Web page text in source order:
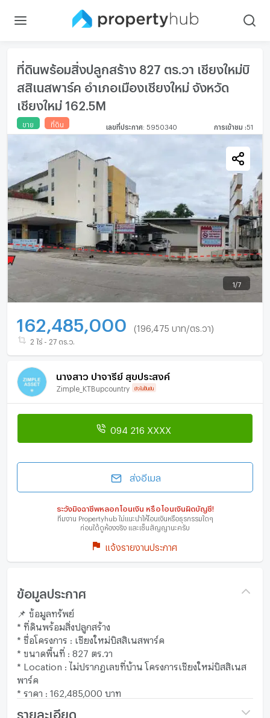
ที่ดินพร้อมสิ่งปลูกสร้าง 827 ตร.วา เชียงใหม่บิ
สสิเนสพาร์ค อำเภอเมืองเชียงใหม่ จังหวัด
เชียงใหม่ 162.5M
ขาย ที่ดิน เลขที่ประกาศ 5950340 การเข้าชม 51
1 /7
162,485,000 (196,475 บาท/ตร.วา)
2 ไร่ - 27 ตร.ว.
นางสาว ปาจารีย์ สุขประสงค์
Zimple_KTBupcountry ยังไม่ยืนยัน
094 216 XXXX
ส่งอีเมล
ระวังมิจฉาชีพหลอกโอนเงิน หรือโอนเงินผิดบัญชี!
ทีมงาน Propertyhub ไม่แนะนำให้โอนเงินหรือธุรกรรมใดๆ
ก่อนได้ดูห้องจริง และเซ็นสัญญานะครับ
แจ้งรายงานประกาศ
ข้อมูลประกาศ
📌 ข้อมูลทรัพย์
* ที่ดินพร้อมสิ่งปลูกสร้าง
* ชื่อโครงการ : เชียงใหม่บิสสิเนสพาร์ค
* ขนาดพื้นที่ : 827 ตร.วา
* Location : ไม่ปรากฎเลขที่บ้าน โครงการเชียงใหม่บิสสิเนส
พาร์ค
* ราคา : 162,485,000 บาท
รายละเอียด